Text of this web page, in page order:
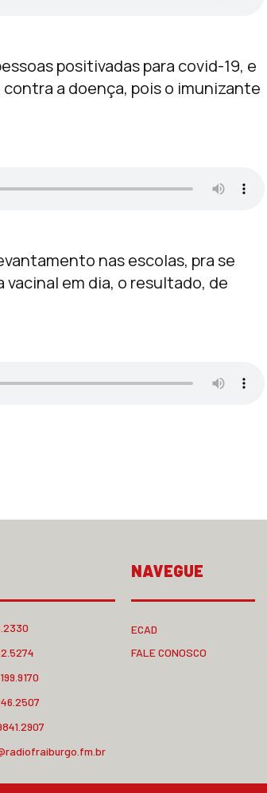
positivadas para covid-19, e
a doença, pois o imunizante
nas escolas, pra se
em dia, o resultado, de
NAVEGUE
ECAD
FALE CONOSCO